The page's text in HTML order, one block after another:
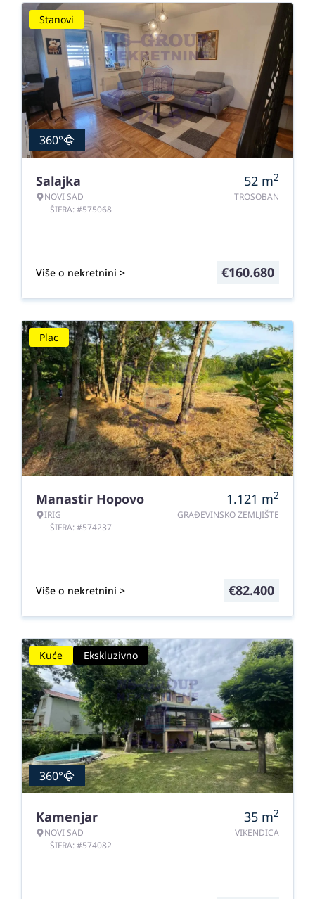
Stanovi
360°
Salajka
NOVI SAD
ŠIFRA: #575068
52 m2
TROSOBAN
Više o nekretnini > €160.680
Plac
Manastir Hopovo
IRIG
ŠIFRA: #574237
1.121 m2
GRAĐEVINSKO ZEMLJIŠTE
Više o nekretnini > €82.400
Kuće Ekskluzivno
360°
Kamenjar
NOVI SAD
ŠIFRA: #574082
35 m2
VIKENDICA